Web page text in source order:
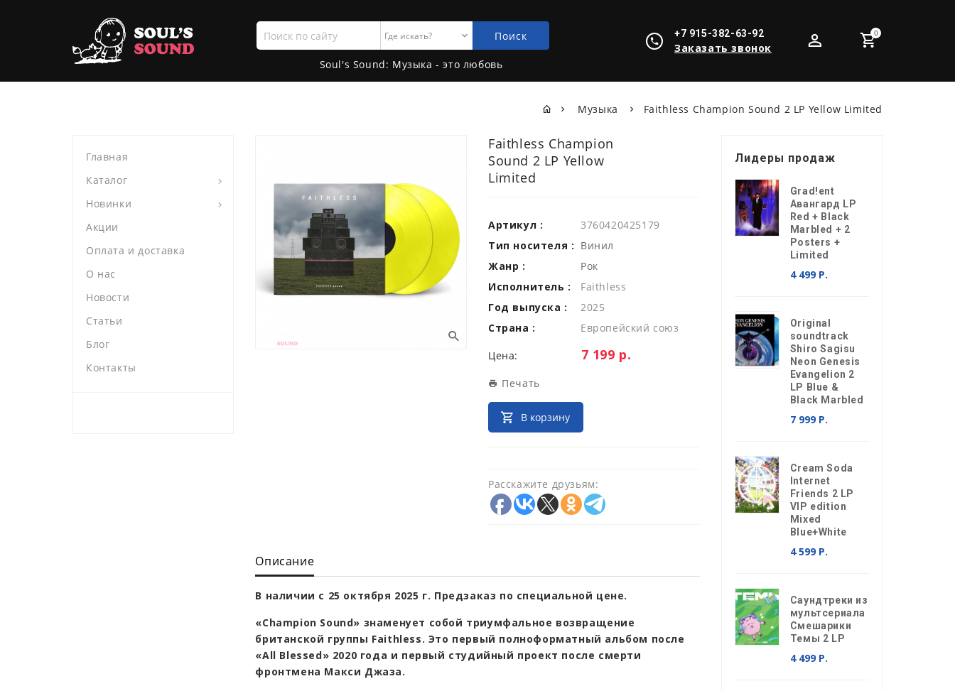
0
+7 915-382-63-92
Заказать звонок
Поиск
по
сайту
Поиск
Soul's Sound: Музыка - это любовь
Музыка Faithless Champion Sound 2 LP Yellow Limited
Главная
Каталог
Новинки
Акции
Оплата и доставка
О нас
Новости
Статьи
Блог
Контакты
Faithless Champion
Sound 2 LP Yellow
Limited
Артикул :
3760420425179
Тип носителя : Винил
Жанр :
Рок
Исполнитель :
Faithless
Год выпуска :
2025
Страна :
Европейский союз
Цена: Цена:
7 199 р.
Печать
В корзину
Расскажите друзьям:
Описание
В наличии с 25 октября 2025 г. Предзаказ по специальной цене.
«Champion Sound» знаменует собой триумфальное возвращение
британской группы Faithless. Это первый полноформатный альбом после
«All Blessed» 2020 года и первый студийный проект после смерти
фронтмена Макси Джаза.
Лидеры продаж
Grad!ent
Авангард LP
Red + Black
Marbled + 2
Posters +
Limited
4 499 Р.
Original
soundtrack
Shiro Sagisu
Neon Genesis
Evangelion 2
LP Blue &
Black Marbled
7 999 Р.
Cream Soda
Internet
Friends 2 LP
VIP edition
Mixed
Blue+White
4 599 Р.
Саундтреки из
мультсериала
Смешарики
Темы 2 LP
4 499 Р.